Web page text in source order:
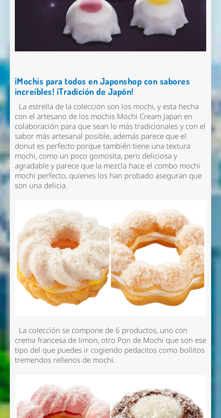
¡Mochis para todos en Japonshop con sabores
increíbles! ¡Tradición de Japón!
La estrella de la colección son los mochi, y esta hecha
con el artesano de los mochis Mochi Cream Japan en
colaboración para que sean lo más tradicionales y con el
sabor más artesanal posible, además parece que el
donut es perfecto porque también tiene una textura
mochi, como un poco gomosita, pero deliciosa y
agradable y parece que la mezcla hace el combo mochi
mochi perfecto, quienes los han probado aseguran que
son una delicia.
La colección se compone de 6 productos, uno con
crema francesa de limon, otro Pon de Mochi que son ese
tipo del que puedes ir cogiendo pedacitos como bollitos
tremendos rellenos de mochi.